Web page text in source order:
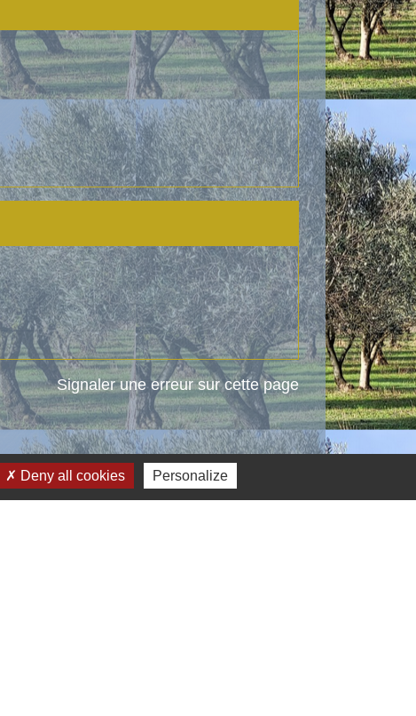
Signaler une erreur sur cette page
Deny all cookies Personalize